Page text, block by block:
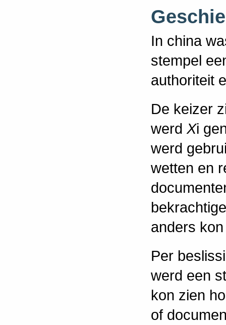
In china
stempel
authoriteit
De keizer
werdXi
werd
wetten en
anders
Per
werd een
kon zien
of